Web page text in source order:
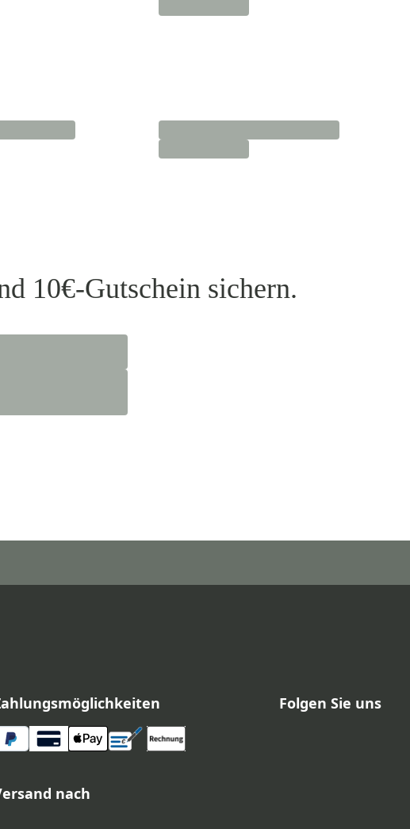
10€-Gutschein sichern.
nach
Folgen Sie uns